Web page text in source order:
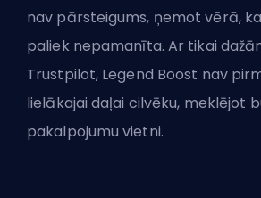
nav pārsteigums, ņemot vērā,
paliek nepamanīta. Ar tikai
Trustpilot, Legend Boost nav
lielākajai daļai cilvēku, meklējot
pakalpojumu vietni.